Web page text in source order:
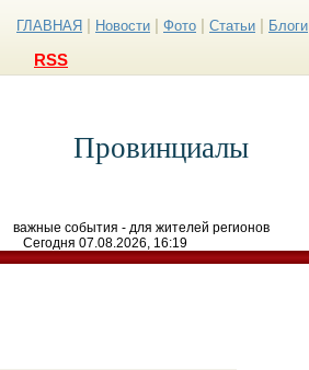
ГЛАВНАЯ Новости Фото Статьи Блоги
RSS
Провинциалы
важные события - для жителей регионов
Сегодня 07.08.2026, 16:19